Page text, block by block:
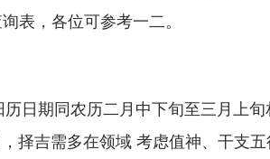
表，各位可参考一二。
日期同农历二月中下旬至三月上
择吉需多在领域 考虑值神、干支